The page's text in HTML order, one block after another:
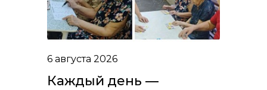
6 августа 2026
Каждый день —